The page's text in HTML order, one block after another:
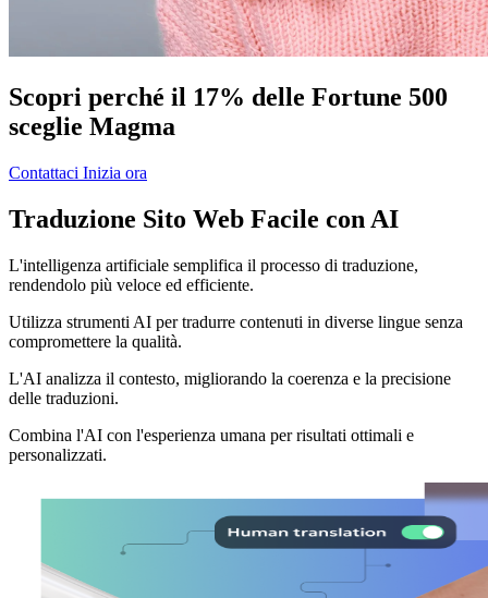
Scopri perché il 17% delle Fortune 500
sceglie Magma
Contattaci Inizia ora
Traduzione Sito Web Facile con AI
L'intelligenza artificiale semplifica il processo di traduzione,
rendendolo più veloce ed efficiente.
Utilizza strumenti AI per tradurre contenuti in diverse lingue senza
compromettere la qualità.
L'AI analizza il contesto, migliorando la coerenza e la precisione
delle traduzioni.
Combina l'AI con l'esperienza umana per risultati ottimali e
personalizzati.